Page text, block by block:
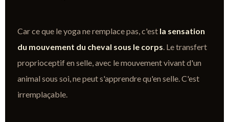
Car ce que le yoga ne remplace pas, c'est la sensation
du mouvement du cheval sous le corps. Le transfert
proprioceptif en selle, avec le mouvement vivant d'un
animal sous soi, ne peut s'apprendre qu'en selle. C'est
irremplaçable.